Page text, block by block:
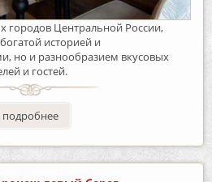
городов Центральной России,
историей и
но и разнообразием вкусовых
и гостей.
подробнее